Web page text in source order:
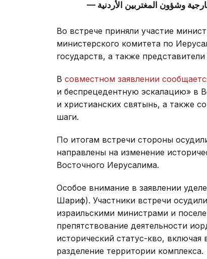
Во встрече приняли участие
министерского комитета по
государств, а также
В совместном заявлении
и беспрецедентную эскалацию» в
и христианских святынь, а также
шаги.
По итогам встречи стороны
направлены на изменение
Восточного Иерусалима.
Особое внимание в заявлении
Шариф). Участники встречи
израильскими министрами и
препятствование деятельности
исторический статус-кво,
разделение территории комплекса.